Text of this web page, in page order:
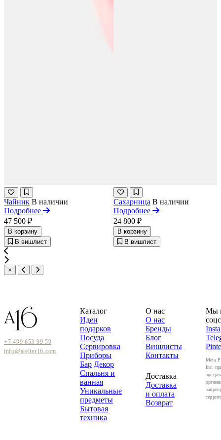
Чайник В наличии
Подробнее
47 500 ₽
В корзину
В вишлист
Сахарница В наличии
Подробнее
24 800 ₽
В корзину
В вишлист
×
+7 499 653 99 59
info@atelier16.com
Каталог
Идеи
подарков
Посуда
Сервировка
Приборы
Бар Декор
Спальня и
ванная
Уникальные
предметы
Бытовая
техника
О нас
О нас
Бренды
Блог
Вишлисты
Контакты
Доставка
Доставка
и оплата
Возврат
Мы
Meta
Inc.